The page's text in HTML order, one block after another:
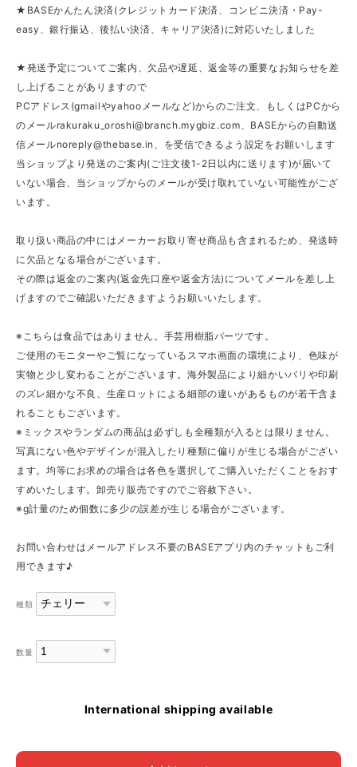
★BASEかんたん決済(クレジットカード決済、コンビニ決済・Pay-
easy、銀行振込、後払い決済、キャリア決済)に対応いたしました
★発送予定についてご案内、欠品や遅延、返金等の重要なお知らせを差
し上げることがありますので
PCアドレス(gmailやyahooメールなど)からのご注文、もしくはPCから
のメールrakuraku_oroshi@branch.mygbiz.com 、BASEからの自動送
信メールnoreply@thebase.in
、を受信できるよう設定をお願いします
当ショップより発送のご案内(ご注文後1-2日以内に送ります)が届いて
いない場合、当ショップからのメールが受け取れていない可能性がござ
います。
取り扱い商品の中にはメーカーお取り寄せ商品も含まれるため、発送時
に欠品となる場合がございます。
その際は返金のご案内(返金先口座や返金方法)についてメールを差し上
げますのでご確認いただきますようお願いいたします。
※こちらは食品ではありません。手芸用樹脂パーツです。
ご使用のモニターやご覧になっているスマホ画面の環境により、色味が
実物と少し変わることがございます。海外製品により細かいバリや印刷
のズレ細かな不良、生産ロットによる細部の違いがあるものが若干含ま
れることもございます。
※ミックスやランダムの商品は必ずしも全種類が入るとは限りません。
写真にない色やデザインが混入したり種類に偏りが生じる場合がござい
ます。均等にお求めの場合は各色を選択してご購入いただくことをおす
すめいたします。卸売り販売ですのでご容赦下さい。
※g計量のため個数に多少の誤差が生じる場合がございます。
お問い合わせはメールアドレス不要のBASEアプリ内のチャットもご利
用できます♪
種類
数量
International shipping available